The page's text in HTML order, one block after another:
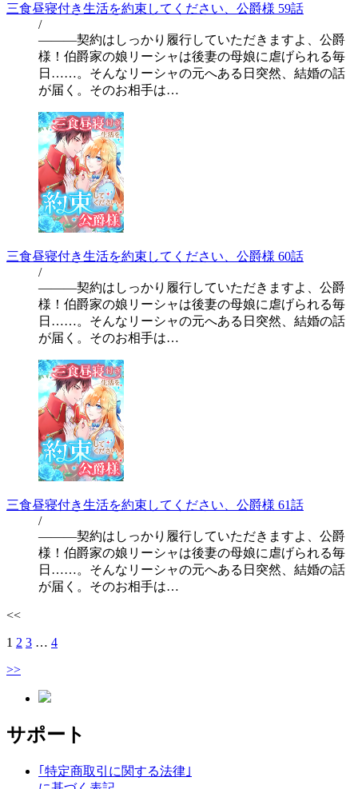
三食昼寝付き生活を約束してください、公爵様 59話
/
―――契約はしっかり履行していただきますよ、公爵
様！伯爵家の娘リーシャは後妻の母娘に虐げられる毎
日……。そんなリーシャの元へある日突然、結婚の話
が届く。そのお相手は…
三食昼寝付き生活を約束してください、公爵様 60話
/
―――契約はしっかり履行していただきますよ、公爵
様！伯爵家の娘リーシャは後妻の母娘に虐げられる毎
日……。そんなリーシャの元へある日突然、結婚の話
が届く。そのお相手は…
三食昼寝付き生活を約束してください、公爵様 61話
/
―――契約はしっかり履行していただきますよ、公爵
様！伯爵家の娘リーシャは後妻の母娘に虐げられる毎
日……。そんなリーシャの元へある日突然、結婚の話
が届く。そのお相手は…
<<
1 2 3 … 4
>>
サポート
｢特定商取引に関する法律｣